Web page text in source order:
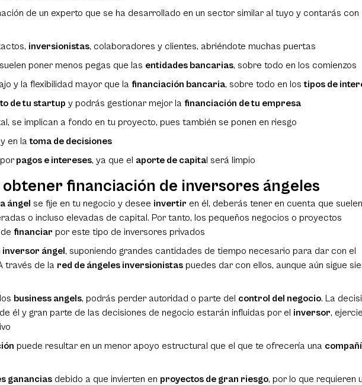
de un experto que se ha desarrollado en un sector similar al tuyo y contarás con
inversionistas, colaboradores y clientes, abriéndote muchas puertas
suelen poner menos pegas que las entidades bancarias, sobre todo en los comienzos
y la flexibilidad mayor que la financiación bancaria, sobre todo en lostipos de
de tu startup y podrás gestionar mejor la financiación de tu empresa
se implican a fondo en tu proyecto, pues también se ponen en riesgo
en latoma de decisiones
pagos e intereses, ya que el aporte de capital será limpio
obtener financiación de inversores ángeles
ángel se fije en tu negocio y desee invertir en él, deberás tener en cuenta que suelen
o incluso elevadas de capital. Por tanto, los pequeños negocios o proyectos
financiar por este tipo de inversores privados
inversor ángel, suponiendo grandes cantidades de tiempo necesario para dar con el
través de la red de ángeles inversionistas puedes dar con ellos, aunque aún sigue
business angels, podrás perder autoridad o parte del control del negocio. La
él y gran parte de las decisiones de negocio estarán influidas por el inversor,
puede resultar en un menor apoyo estructural que el que te ofrecería una
ganancias debido a que invierten en proyectos de gran riesgo, por lo que requieren